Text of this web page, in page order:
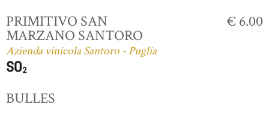
PRIMITIVO SAN
MARZANO SANTORO
Azienda vinicola Santoro - Puglia
€ 6.00
BULLES